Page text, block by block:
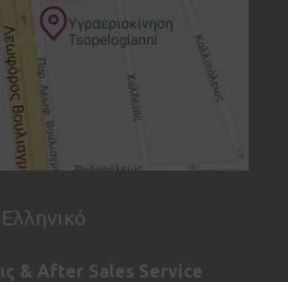
Ελληνικό
& After Sales Service